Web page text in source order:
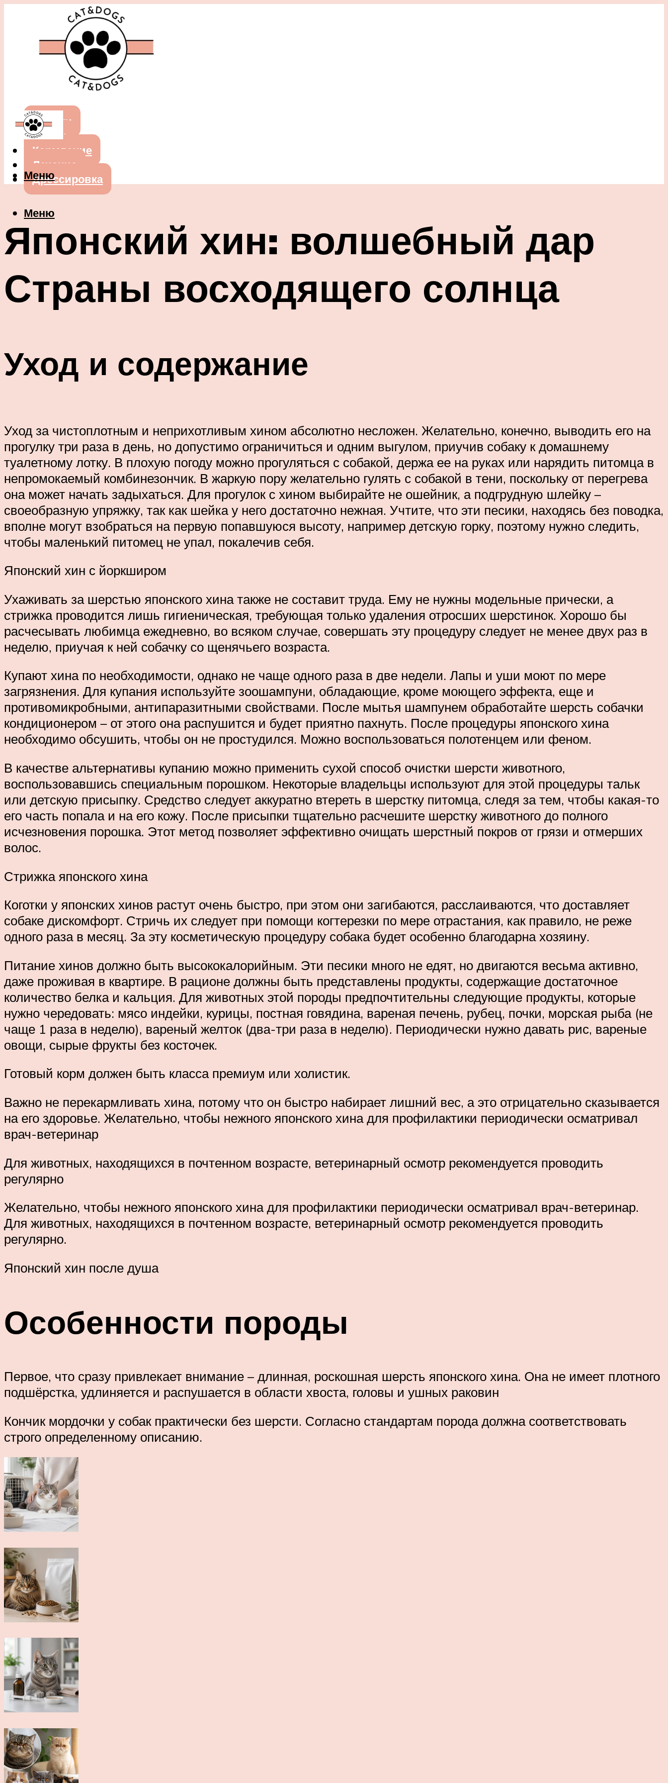
Собаки
Кошки
Кормление
Лечение
Дрессировка
Меню
Меню
Японский хин: волшебный дар
Страны восходящего солнца
Уход и содержание
Уход за чистоплотным и неприхотливым хином абсолютно несложен. Желательно, конечно, выводить его на
прогулку три раза в день, но допустимо ограничиться и одним выгулом, приучив собаку к домашнему
туалетному лотку. В плохую погоду можно прогуляться с собакой, держа ее на руках или нарядить питомца в
непромокаемый комбинезончик. В жаркую пору желательно гулять с собакой в тени, поскольку от перегрева
она может начать задыхаться. Для прогулок с хином выбирайте не ошейник, а подгрудную шлейку –
своеобразную упряжку, так как шейка у него достаточно нежная. Учтите, что эти песики, находясь без поводка,
вполне могут взобраться на первую попавшуюся высоту, например детскую горку, поэтому нужно следить,
чтобы маленький питомец не упал, покалечив себя.
Японский хин с йоркширом
Ухаживать за шерстью японского хина также не составит труда. Ему не нужны модельные прически, а
стрижка проводится лишь гигиеническая, требующая только удаления отросших шерстинок. Хорошо бы
расчесывать любимца ежедневно, во всяком случае, совершать эту процедуру следует не менее двух раз в
неделю, приучая к ней собачку со щенячьего возраста.
Купают хина по необходимости, однако не чаще одного раза в две недели. Лапы и уши моют по мере
загрязнения. Для купания используйте зоошампуни, обладающие, кроме моющего эффекта, еще и
противомикробными, антипаразитными свойствами. После мытья шампунем обработайте шерсть собачки
кондиционером – от этого она распушится и будет приятно пахнуть. После процедуры японского хина
необходимо обсушить, чтобы он не простудился. Можно воспользоваться полотенцем или феном.
В качестве альтернативы купанию можно применить сухой способ очистки шерсти животного,
воспользовавшись специальным порошком. Некоторые владельцы используют для этой процедуры тальк
или детскую присыпку. Средство следует аккуратно втереть в шерстку питомца, следя за тем, чтобы какая-то
его часть попала и на его кожу. После присыпки тщательно расчешите шерстку животного до полного
исчезновения порошка. Этот метод позволяет эффективно очищать шерстный покров от грязи и отмерших
волос.
Стрижка японского хина
Коготки у японских хинов растут очень быстро, при этом они загибаются, расслаиваются, что доставляет
собаке дискомфорт. Стричь их следует при помощи когтерезки по мере отрастания, как правило, не реже
одного раза в месяц. За эту косметическую процедуру собака будет особенно благодарна хозяину.
Питание хинов должно быть высококалорийным. Эти песики много не едят, но двигаются весьма активно,
даже проживая в квартире. В рационе должны быть представлены продукты, содержащие достаточное
количество белка и кальция. Для животных этой породы предпочтительны следующие продукты, которые
нужно чередовать: мясо индейки, курицы, постная говядина, вареная печень, рубец, почки, морская рыба (не
чаще 1 раза в неделю), вареный желток (два-три раза в неделю). Периодически нужно давать рис, вареные
овощи, сырые фрукты без косточек.
Готовый корм должен быть класса премиум или холистик.
Важно не перекармливать хина, потому что он быстро набирает лишний вес, а это отрицательно сказывается
на его здоровье. Желательно, чтобы нежного японского хина для профилактики периодически осматривал
врач-ветеринар
Для животных, находящихся в почтенном возрасте, ветеринарный осмотр рекомендуется проводить
регулярно
Желательно, чтобы нежного японского хина для профилактики периодически осматривал врач-ветеринар.
Для животных, находящихся в почтенном возрасте, ветеринарный осмотр рекомендуется проводить
регулярно.
Японский хин после душа
Особенности породы
Первое, что сразу привлекает внимание – длинная, роскошная шерсть японского хина. Она не имеет плотного
подшёрстка, удлиняется и распушается в области хвоста, головы и ушных раковин
Кончик мордочки у собак практически без шерсти. Согласно стандартам порода должна соответствовать
строго определенному описанию.